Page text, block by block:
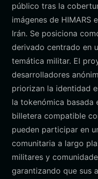
público tras la
imágenes de HIMARS
Irán. Se posiciona
derivado centrado en
temática militar. El
desarrolladores
priorizan la identidad
la tokenómica basada
billetera compatible
pueden participar en
comunitaria a largo
militares y
garantizando que sus